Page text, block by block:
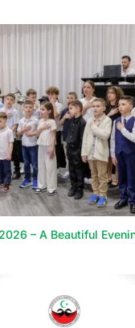
– A Beautiful